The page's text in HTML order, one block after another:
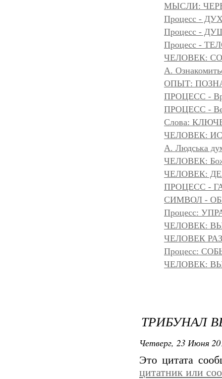
МЫСЛИ:
Процесс -
Процесс -
Процесс -
ЧЕЛОВЕК:
А.
ОПЫТ:
ПРОЦЕСС -
ПРОЦЕСС -
Слова:
ЧЕЛОВЕК:
A. Людська
ЧЕЛОВЕК:
ЧЕЛОВЕК:
ПРОЦЕСС -
СИМВОЛ -
Процесс:
ЧЕЛОВЕК:
ЧЕЛОВЕК
Процесс:
ЧЕЛОВЕК:
ТРИБУНАЛ
Четверг, 23 Июня
Это цитата
цитатник или